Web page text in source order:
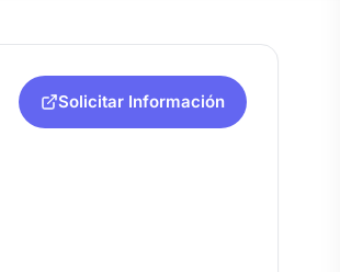
Solicitar Información